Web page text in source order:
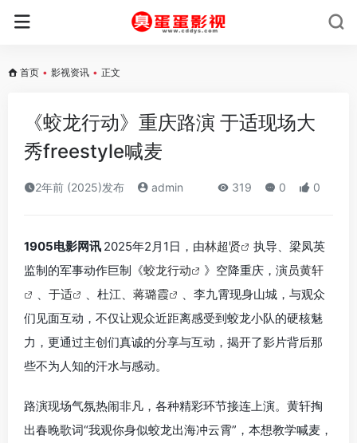
首页 • 影视资讯 • 正文
《蛟龙行动》重庆路演 于适现场大
秀freestyle喊麦
2年前 (2025)发布 admin 319 0 0
1905电影网讯 2025年2月1日，由林超贤
执导、梁凤英
监制的军事动作巨制《蛟龙行动 》空降重庆，演员黄轩
、 于适 、杜江、 蒋璐霞
、李九霄现身山城，与观众
们见面互动，不仅让观众近距离感受到蛟龙小队的硬核魅
力，更通过主创们真诚的分享与互动，揭开了影片背后那
些不为人知的汗水与感动。
路演现场气氛热闹非凡，各种精彩环节接连上演。黄轩掏
出春晚歌词“我观你身似蛟龙出海冲云霄”，本想教学喊麦，